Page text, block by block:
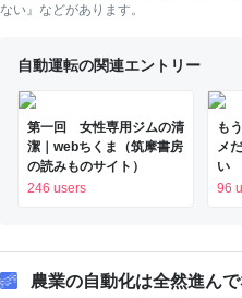
ない』 などがあります。
自動運転の関連エントリー
第一回 女性専用ジムの清
潔｜webちくま（筑摩書房
の読みものサイト）
246 users
も
メ
い
96
農業の自動化は全然進ん